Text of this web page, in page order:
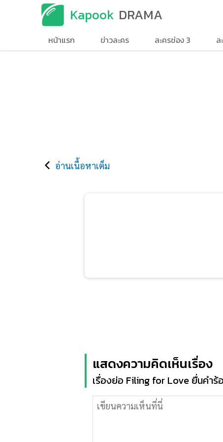
Kapook DRAMA
หน้าแรก ข่าวละคร ละครช่อง 3 ล
อ่านเนื้อหาเต็ม
แสดงความคิดเห็นเรื่อง
เรื่องย่อ Filing for Love ยื่นคำ